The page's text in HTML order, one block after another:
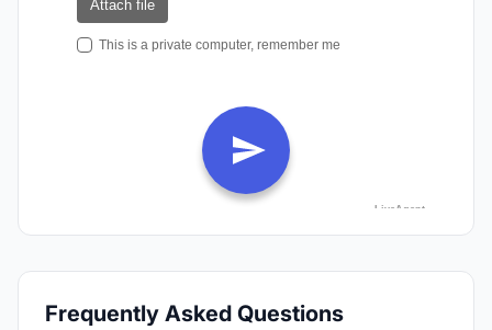
Frequently Asked Questions